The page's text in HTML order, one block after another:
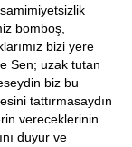
bomboş,
bizi yere
Sen; uzak tutan
biz bu
tattırmasaydın
vereceklerinin
duyur ve